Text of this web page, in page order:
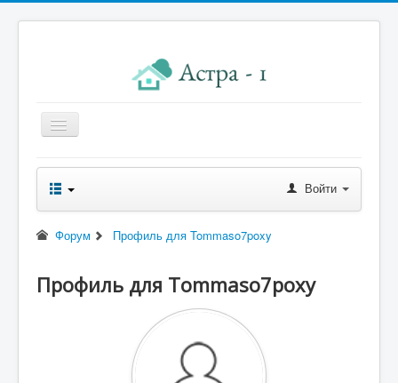
Главная
Новости правления
Начисления к оплате
Реквизиты
Войти
Форум Профиль для Tommaso7poxy
Профиль для Tommaso7poxy